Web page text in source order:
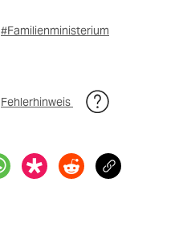
#Familienministerium
Fehlerhinweis